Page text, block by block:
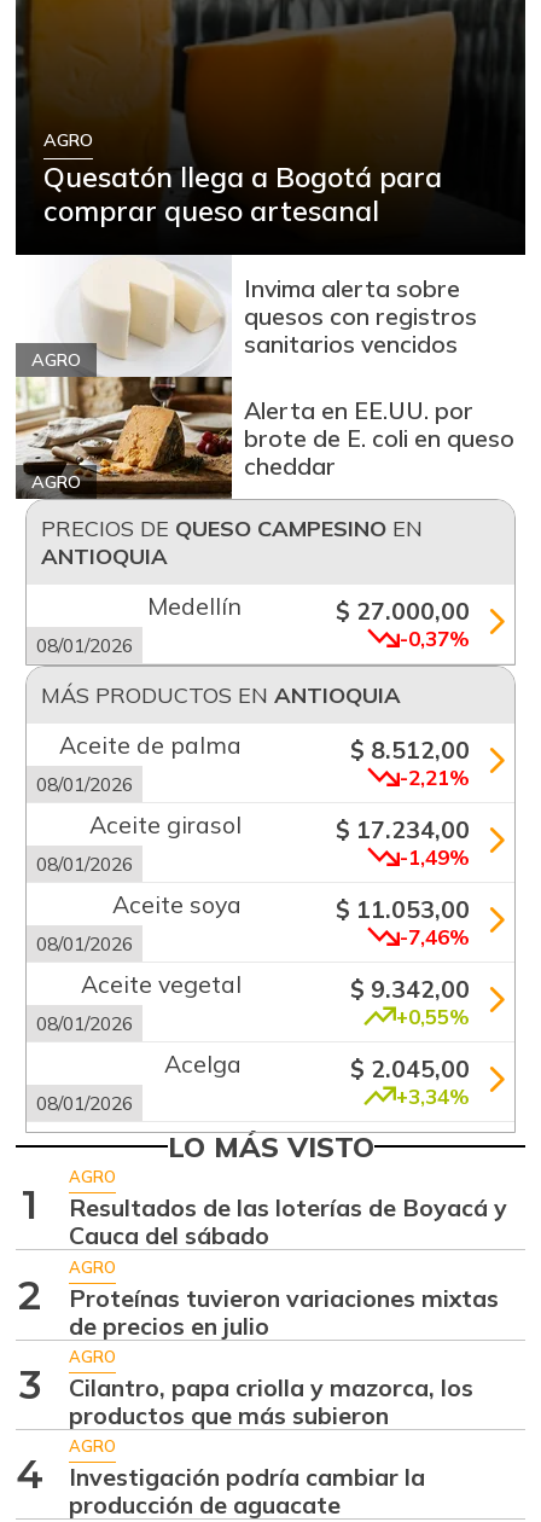
AGRO
Quesatón llega a Bogotá para
comprar queso artesanal
AGRO
Invima alerta sobre
quesos con registros
sanitarios vencidos
AGRO
Alerta en EE.UU. por
brote de E. coli en queso
cheddar
PRECIOS DE QUESO CAMPESINOEN
ANTIOQUIA
Medellín
08/01/2026
$ 27.000,00
-0,37%
MÁS PRODUCTOS EN ANTIOQUIA
Aceite de palma
08/01/2026
$ 8.512,00
-2,21%
Aceite girasol
08/01/2026
$ 17.234,00
-1,49%
Aceite soya
08/01/2026
$ 11.053,00
-7,46%
Aceite vegetal
08/01/2026
$ 9.342,00
+0,55%
Acelga
08/01/2026
$ 2.045,00
+3,34%
Aguacate común
08/01/2026
$ 4.952,50
Aguacate hass
08/01/2026
$ 6.072,00
+3,57%
Aguacate
papelillo
08/01/2026
Ahuyama
08/01/2026
$ 1.347,50
Ajo $ 7.899,33
LO MÁS VISTO
1
AGRO
Resultados de las loterías de Boyacá y
Cauca del sábado
2
AGRO
Proteínas tuvieron variaciones mixtas
de precios en julio
3
AGRO
Cilantro, papa criolla y mazorca, los
productos que más subieron
4
AGRO
Investigación podría cambiar la
producción de aguacate